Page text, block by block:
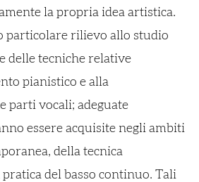
la propria idea artistica.
particolare rilievo allo studio
delle tecniche relative
pianistico e alla
parti vocali; adeguate
essere acquisite negli ambiti
della tecnica
del basso continuo. Tali